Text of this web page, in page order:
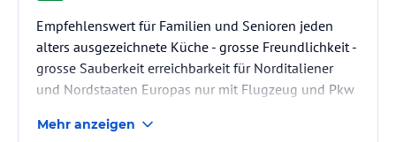
Empfehlenswert für Familien und Senioren jeden
alters ausgezeichnete Küche - grosse Freundlichkeit -
grosse Sauberkeit erreichbarkeit für Norditaliener
und Nordstaaten Europas nur mit Flugzeug und Pkw
angefahren, sodass Südtiroler mit der Skyalps über
Mehr anzeigen